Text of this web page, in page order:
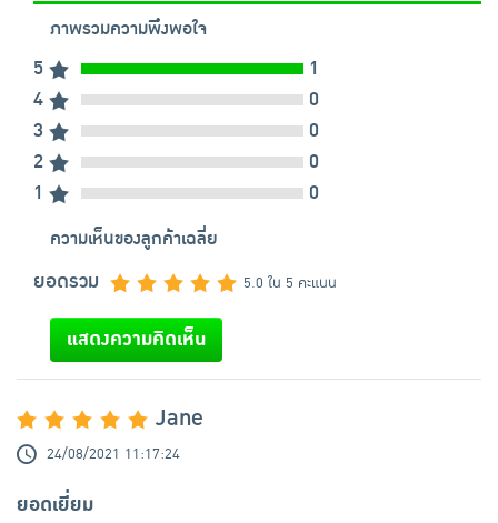
ภาพรวมความพึงพอใจ
5
1
4
0
3
0
2
0
1
0
ความเห็นของลูกค้าเฉลี่ย
ยอดรวม 5.0 ใน 5 คะแนน
แสดงความคิดเห็น
Jane
24/08/2021 11:17:24
ยอดเยี่ยม